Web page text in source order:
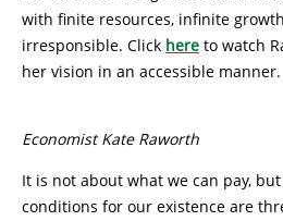
with finite resources, infinite
irresponsible. Click here to watch
her vision in an accessible manner.
Economist Kate Raworth
It is not about what we can pay,
conditions for our existence are